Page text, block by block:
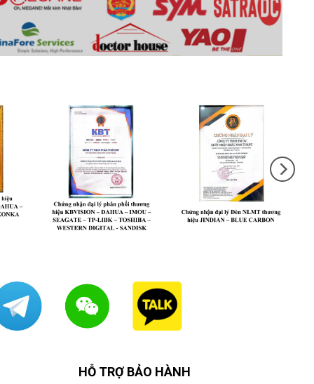
HỖ TRỢ BẢO HÀNH